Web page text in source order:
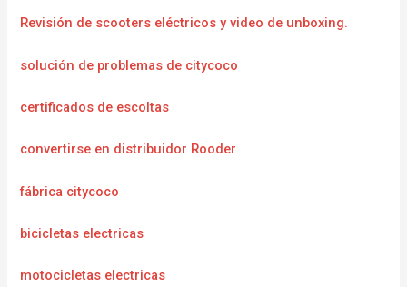
Revisión de scooters eléctricos y video de unboxing.
solución de problemas de citycoco
certificados de escoltas
convertirse en distribuidor Rooder
fábrica citycoco
bicicletas electricas
motocicletas electricas